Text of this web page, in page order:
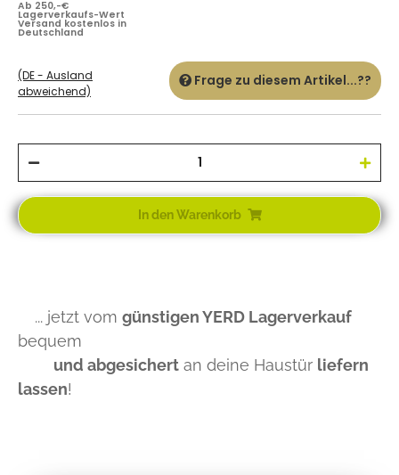
Ab 250,-€
Lagerverkaufs-Wert
Versand kostenlos in
Deutschland
(DE - Ausland
abweichend)
Frage zu diesem Artikel...??
In den Warenkorb
... jetzt vom günstigen YERD Lagerverkauf
bequem
und abgesichert an deine Haustür liefern
lassen!